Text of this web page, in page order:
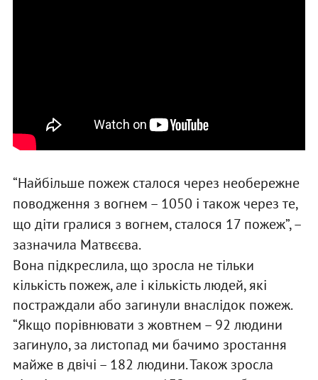
“Найбільше пожеж сталося через необережне
поводження з вогнем – 1050 і також через те,
що діти гралися з вогнем, сталося 17 пожеж”, –
зазначила Матвєєва.
Вона підкреслила, що зросла не тільки
кількість пожеж, але і кількість людей, які
постраждали або загинули внаслідок пожеж.
“Якщо порівнювати з жовтнем – 92 людини
загинуло, за листопад ми бачимо зростання
майже в двічі – 182 людини. Також зросла